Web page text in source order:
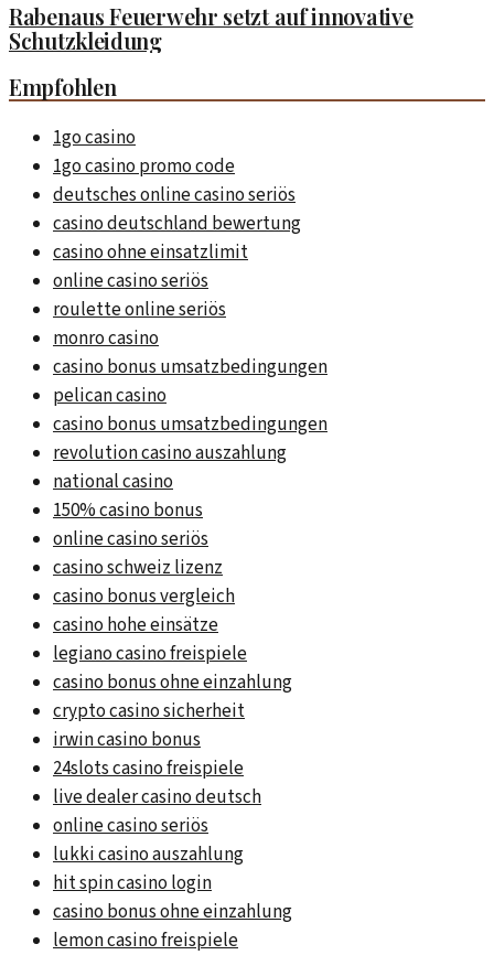
Rabenaus Feuerwehr setzt auf innovative
Schutzkleidung
Empfohlen
1go casino
1go casino promo code
deutsches online casino seriös
casino deutschland bewertung
casino ohne einsatzlimit
online casino seriös
roulette online seriös
monro casino
casino bonus umsatzbedingungen
pelican casino
casino bonus umsatzbedingungen
revolution casino auszahlung
national casino
150% casino bonus
online casino seriös
casino schweiz lizenz
casino bonus vergleich
casino hohe einsätze
legiano casino freispiele
casino bonus ohne einzahlung
crypto casino sicherheit
irwin casino bonus
24slots casino freispiele
live dealer casino deutsch
online casino seriös
lukki casino auszahlung
hit spin casino login
casino bonus ohne einzahlung
lemon casino freispiele